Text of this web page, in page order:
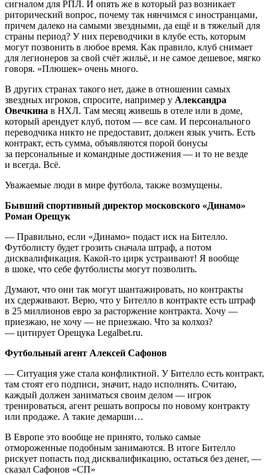
сигналом для РПЛ. И опять же в который раз возникает
риторический вопрос, почему так нянчимся с иностранцами,
причем далеко на самыми звездными, да ещё и в тяжелый для
страны период? У них переводчики в клубе есть, которым
могут позвонить в любое время. Как правило, клуб снимает
для легионеров за свой счёт жильё, и не самое дешевое, мягко
говоря. «Плюшек» очень много.
В других странах такого нет, даже в отношении самых
звездных игроков, спросите, например у Александра
Овечкина в НХЛ. Там месяц живешь в отеле или в доме,
который арендует клуб, потом — все сам. И персонального
переводчика никто не предоставит, должен язык учить. Есть
контракт, есть сумма, объявляются порой бонусы
за персональные и командные достижения — и то не везде
и всегда. Всё.
Уважаемые люди в мире футбола, также возмущены.
Бывший спортивный директор московского «Динамо»
Роман Орещук
— Правильно, если «Динамо» подаст иск на Бителло.
Футболисту будет грозить сначала штраф, а потом
дисквалификация. Какой-то цирк устраивают! Я вообще
в шоке, что себе футболисты могут позволить.
Думают, что они так могут шантажировать, но контракты
их сдерживают. Верю, что у Бителло в контракте есть штраф
в 25 миллионов евро за расторжение контракта. Хочу —
приезжаю, не хочу — не приезжаю. Что за колхоз?
— цитирует Орещука Legalbet.ru.
Футбольный агент Алексей Сафонов
— Ситуация уже стала конфликтной. У Бителло есть контракт,
там стоят его подписи, значит, надо исполнять. Считаю,
каждый должен заниматься своим делом — игрок
тренироваться, агент решать вопросы по новому контракту
или продаже. А такие демарши…
В Европе это вообще не принято, только самые
отмороженные подобным занимаются. В итоге Бителло
рискует попасть под дисквалификацию, остаться без денег, —
сказал Сафонов «СП»